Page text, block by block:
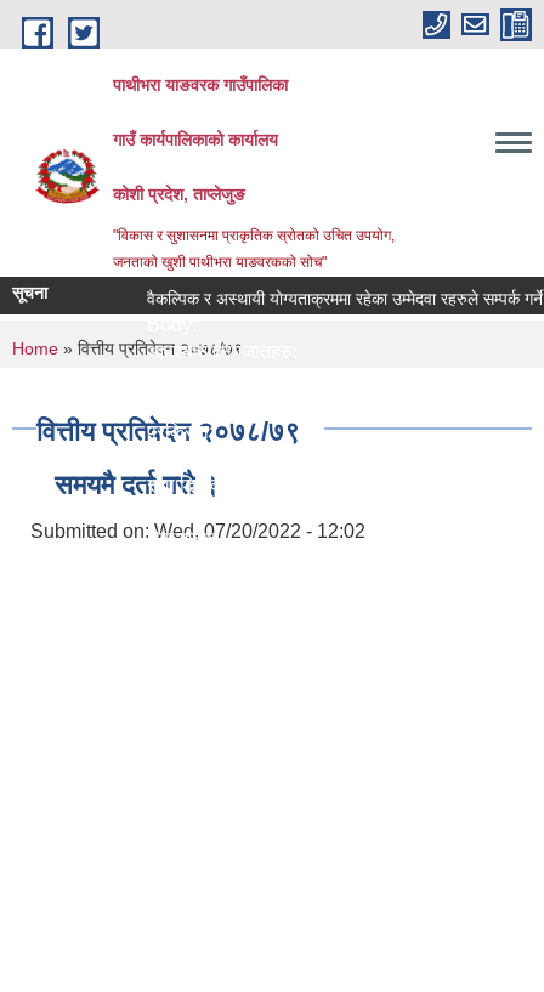
Skip to main content
पाथीभरा याङवरक गाउँपालिका
गाउँ कार्यपालिकाको कार्यालय
कोशी प्रदेश, ताप्लेजुङ
"विकास र सुशासनमा प्राकृतिक स्रोतको उचित उपयोग,
जनताको खुशी पाथीभरा याङवरकको सोच"
सूचना वैकल्पिक र अस्थायी योग्यताक्रममा रहेका उम्मेदवा रहरुले सम्पर्क गर्ने
आवश्यक कागजातहरु:
प्रक्रिया:
सेवा दिने कार्यालय:
सेवा शुल्क:
You are here
Home » वित्तीय प्रतिवेदन २०७८/७९
वित्तीय प्रतिवेदन २०७८/७९
समयमै दर्ता गरौ ।
Submitted on: Wed, 07/20/2022 - 12:02